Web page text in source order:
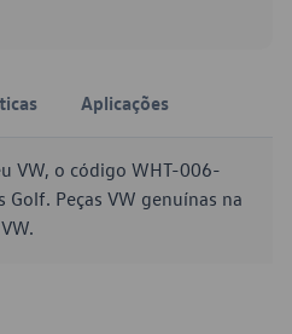
Aplicações
VW, o código WHT-006-
Peças VW genuínas na